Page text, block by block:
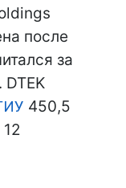
после
за
450,5
12